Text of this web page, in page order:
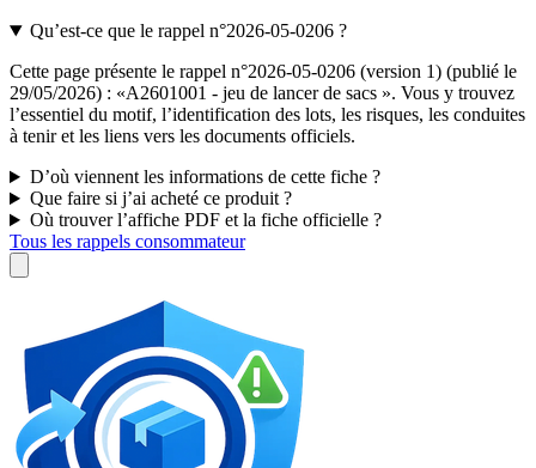
Qu’est-ce que le rappel n°2026-05-0206 ?
Cette page présente le rappel n°2026-05-0206 (version 1) (publié le
29/05/2026) : «A2601001 - jeu de lancer de sacs ». Vous y trouvez
l’essentiel du motif, l’identification des lots, les risques, les conduites
à tenir et les liens vers les documents officiels.
D’où viennent les informations de cette fiche ?
Que faire si j’ai acheté ce produit ?
Où trouver l’affiche PDF et la fiche officielle ?
Tous les rappels consommateur